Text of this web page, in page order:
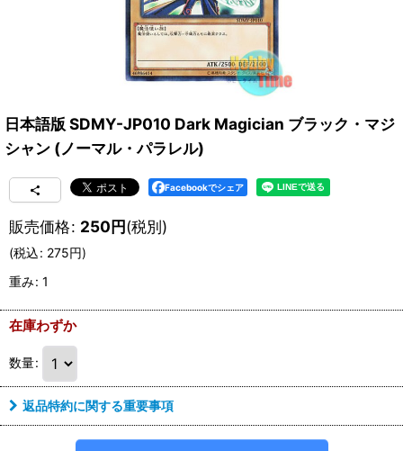
日本語版 SDMY-JP010 Dark Magician ブラック・マジ
シャン (ノーマル・パラレル)
Facebookでシェア
販売価格: 250円(税別)
(税込: 275円)
重み: 1
在庫わずか
数量:
返品特約に関する重要事項